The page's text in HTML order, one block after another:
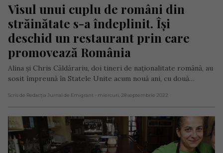
Visul unui cuplu de români din
străinătate s-a îndeplinit. Își
deschid un restaurant prin care
promovează România
Alina și Chris Căldărariu, doi tineri de naționalitate română, au
sosit împreună în Statele Unite acum nouă ani, cu două…
Scris de Redacția Jurnal de Emigrant - miercuri, 28 septembrie 2022